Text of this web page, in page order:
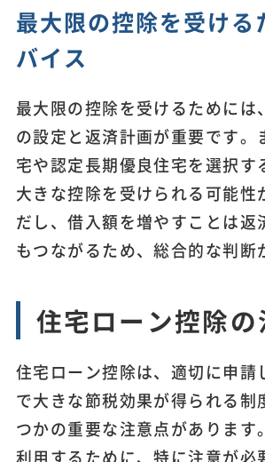
最大限の控除を受ける
バイス
最大限の控除を受けるためには
の設定と返済計画が重要です。
宅や認定長期優良住宅を選択す
大きな控除を受けられる可能性
だし、借入額を増やすことは返
もつながるため、総合的な判断
住宅ローン控除の
住宅ローン控除は、適切に申請
で大きな節税効果が得られる制
つかの重要な注意点があります
利用するために、特に注意が必